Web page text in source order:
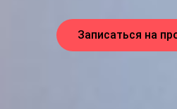
Записаться на